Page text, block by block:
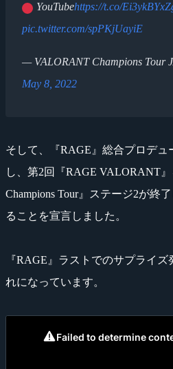
YouTubehttps://t.co/
pic.twitter.com/spPKjUayiE
— VALORANT Champions Tour
May 8, 2022
そして、『RAGE』総合プロデ
し、第2回『RAGE VALORANT
Champions Tour』ステージ2が終
ることを宣言しました。
『RAGE』ラストでのサプライ
れになっています。